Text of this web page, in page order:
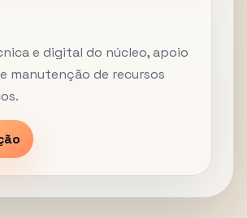
e digital do núcleo, apoio
manutenção de recursos